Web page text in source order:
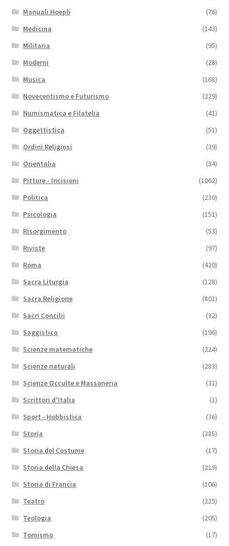
Manuali Hoepli
(76)
Medicina
(143)
Militaria
(95)
Moderni
(28)
Musica
(168)
Novecentismo e Futurismo
(229)
Numismatica e Filatelia
(41)
Oggettistica
(51)
Ordini Religiosi
(39)
Orientalia
(34)
Pitture - Incisioni
(1062)
Politica
(230)
Psicologia
(151)
Risorgimento
(53)
Riviste
(97)
Roma
(420)
Sacra Liturgia
(128)
Sacra Religione
(801)
Sacri Concilii
(32)
Saggistica
(196)
Scienze matematiche
(224)
Scienze naturali
(283)
Scienze Occulte e Massoneria
(31)
Scrittori d'Italia
(1)
Sport - Hobbistica
(36)
Storia
(385)
Storia del Costume
(17)
Storia della Chiesa
(219)
Storia di Francia
(106)
Teatro
(225)
Teologia
(205)
Tomismo
(17)